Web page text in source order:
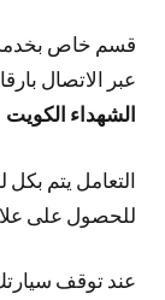
قسم خاص بخدمة
عبر الاتصال
الشهداء الكويت
التعامل يتم بكل
للحصول على
عند توقف